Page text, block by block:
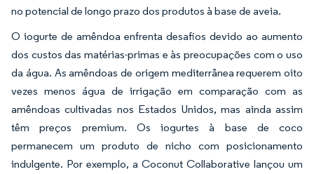
no potencial de longo prazo dos produtos à base de aveia.
O iogurte de amêndoa enfrenta desafios devido ao aumento
dos custos das matérias-primas e às preocupações com o uso
da água. As amêndoas de origem mediterrânea requerem oito
vezes menos água de irrigação em comparação com as
amêndoas cultivadas nos Estados Unidos, mas ainda assim
têm preços premium. Os iogurtes à base de coco
permanecem um produto de nicho com posicionamento
indulgente. Por exemplo, a Coconut Collaborative lançou um